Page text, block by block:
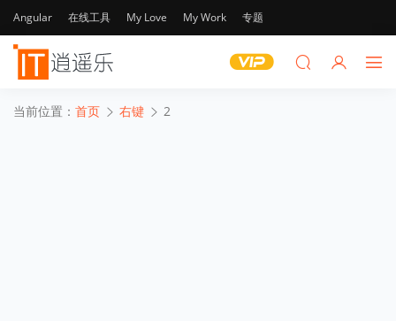
Angular 在线工具 My Love My Work 专题
当前位置： 首页 右键 2